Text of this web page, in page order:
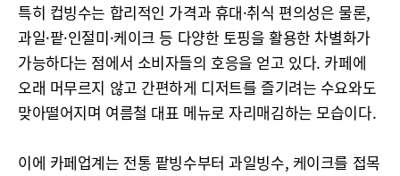
특히 컵빙수는 합리적인 가격과 휴대·취식 편의성은 물론,
과일·팥·인절미·케이크 등 다양한 토핑을 활용한 차별화가
가능하다는 점에서 소비자들의 호응을 얻고 있다. 카페에
오래 머무르지 않고 간편하게 디저트를 즐기려는 수요와도
맞아떨어지며 여름철 대표 메뉴로 자리매김하는 모습이다.
이에 카페업계는 전통 팥빙수부터 과일빙수, 케이크를 접목